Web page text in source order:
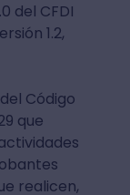
del CFDI
1.2,
Código
que
realicen,